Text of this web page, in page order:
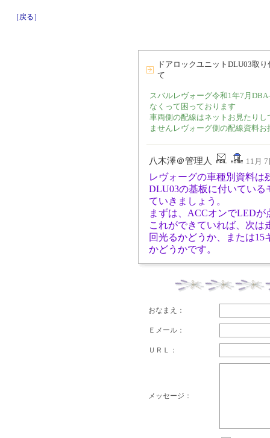
［戻る］
ドアロックユニットDLU03取
て
スバルレヴォーグ令和1年7月
なくって困っております
車両側の配線はネットお見たり
ませんレヴォーグ側の配線資料
八木澤＠管理人 11月
レヴォーグの車種別資料は
DLU03の基板に付いてい
ていきましょう。
まずは、ACCオンでLED
これができていれば、次は
回光るかどうか、または
かどうかです。
おなまえ：
Ｅメール：
ＵＲＬ：
メッセージ：